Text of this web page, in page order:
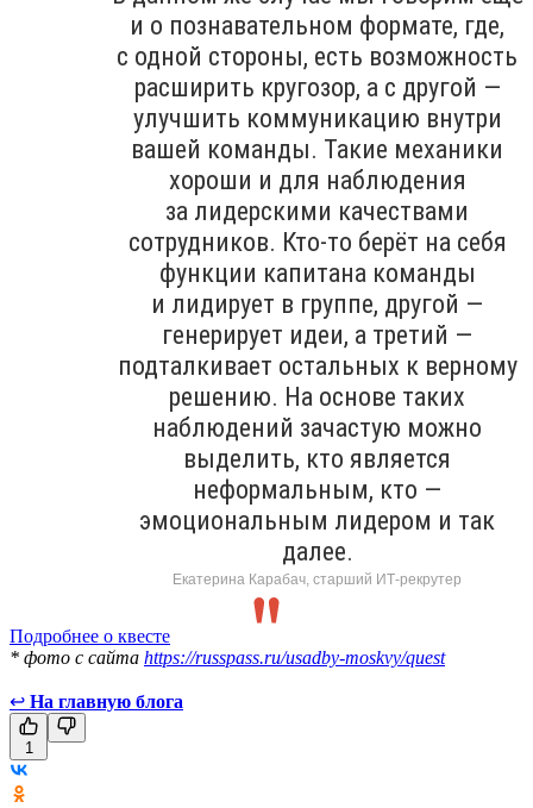
и о познавательном формате, где,
с одной стороны, есть возможность
расширить кругозор, а с другой —
улучшить коммуникацию внутри
вашей команды. Такие механики
хороши и для наблюдения
за лидерскими качествами
сотрудников. Кто-то берёт на себя
функции капитана команды
и лидирует в группе, другой —
генерирует идеи, а третий —
подталкивает остальных к верному
решению. На основе таких
наблюдений зачастую можно
выделить, кто является
неформальным, кто —
эмоциональным лидером и так
далее.
Екатерина Карабач, старший ИТ-рекрутер
Подробнее о квесте
* фото с сайта https://russpass.ru/usadby-moskvy/quest
↩ На главную блога
1